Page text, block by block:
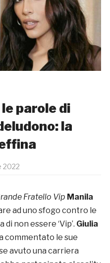
parole di
la
2022
Fratello Vip Manila
ad uno sfogo contro le
non essere ‘Vip’. Giulia
commentato le sue
avuto una carriera